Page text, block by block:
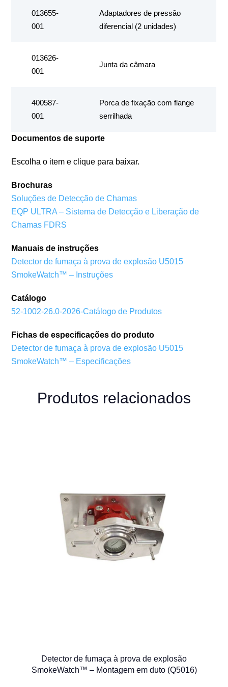
013655-
001
Adaptadores de pressão
diferencial (2 unidades)
013626-
001
Junta da câmara
400587-
001
Porca de fixação com flange
serrilhada
Documentos de suporte
Escolha o item e clique para baixar.
Brochuras
Soluções de Detecção de Chamas
EQP ULTRA – Sistema de Detecção e Liberação de
Chamas FDRS
Manuais de instruções
Detector de fumaça à prova de explosão U5015
SmokeWatch™ – Instruções
Catálogo
52-1002-26.0-2026-Catálogo de Produtos
Fichas de especificações do produto
Detector de fumaça à prova de explosão U5015
SmokeWatch™ – Especificações
Produtos relacionados
Detector de fumaça à prova de explosão
SmokeWatch™ – Montagem em duto (Q5016)